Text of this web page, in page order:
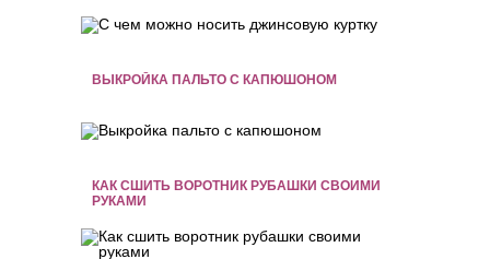
ВЫКРОЙКА ПАЛЬТО С КАПЮШОНОМ
КАК СШИТЬ ВОРОТНИК РУБАШКИ СВОИМИ
РУКАМИ